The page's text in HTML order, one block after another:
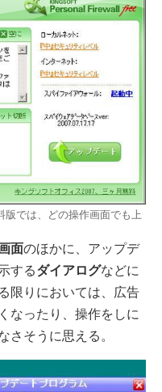
版では、どの操作画面でも上
面のほかに、アップデ
するダイアログなどに
限りにおいては、広告
なったり、操作をしに
さそうに思える。